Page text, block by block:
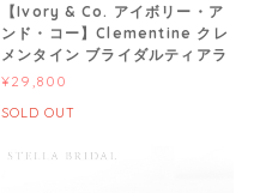
【Ivory & Co. アイボリー・ア
ンド・コー】Clementine クレ
メンタイン ブライダルティアラ
¥29,800
SOLD OUT